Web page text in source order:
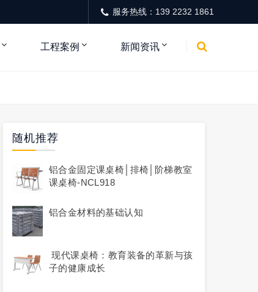
服务热线：139 2232 1861
工程案例 新闻资讯
随机推荐
铝合金固定课桌椅│排椅│阶梯教室
课桌椅-NCL918
铝合金材料的基础认知
现代课桌椅：教育装备的革新与孩
子的健康成长